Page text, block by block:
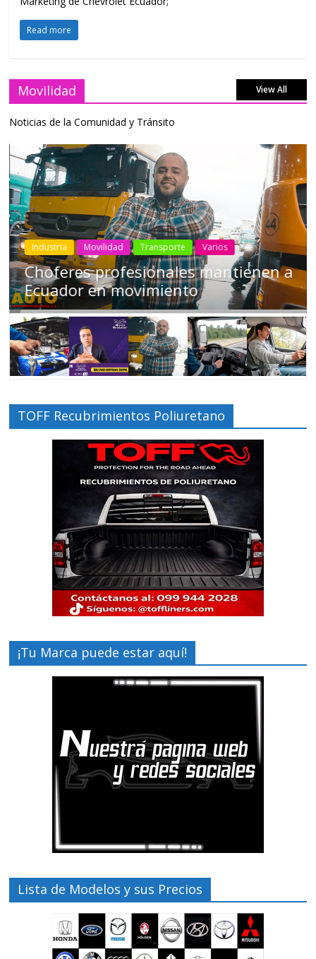
Read more
Movilidad View All
Noticias de la Comunidad y Tránsito
Industria Movilidad Transporte Varios
Choferes profesionales mantienen a
Ecuador en movimiento
TOFF Recubrimientos Poliuretano
¡Tu Marca puede estar aquí!
Lista de Modelos y sus Precios